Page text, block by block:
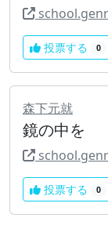
投票する 0
森下元就
鏡の中を
投票する 0